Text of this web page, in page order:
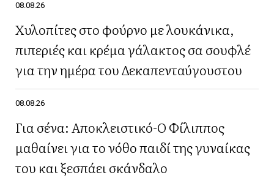
08.08.26
Χυλοπίτες στο φούρνο με λουκάνικα,
πιπεριές και κρέμα γάλακτος σα σουφλέ
για την ημέρα του Δεκαπενταύγουστου
08.08.26
Για σένα: Αποκλειστικό-Ο Φίλιππος
μαθαίνει για το νόθο παιδί της γυναίκας
του και ξεσπάει σκάνδαλο